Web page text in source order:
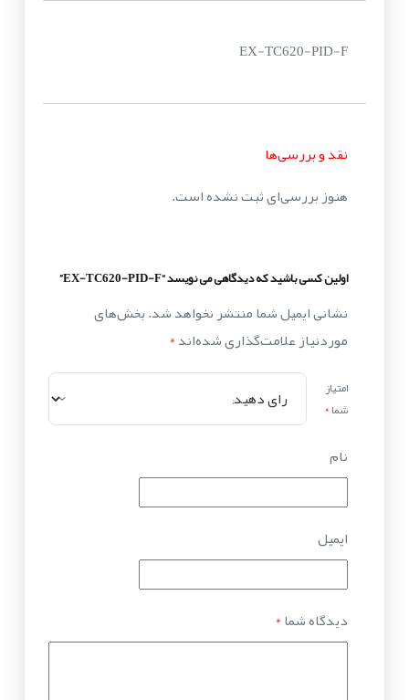
EX-TC620-PID-F
نقد و بررسی‌ها
هنوز بررسی‌ای ثبت نشده است.
اولین کسی باشید که دیدگاهی می نویسد “EX-TC620-PID-F”
نشانی ایمیل شما منتشر نخواهد شد.بخش‌های
موردنیاز علامت‌گذاری شده‌اند*
امتیاز
شما*
نام
ایمیل
دیدگاه شما*